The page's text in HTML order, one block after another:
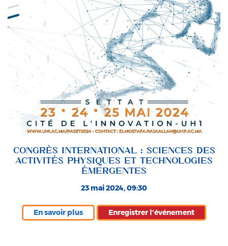
CONGRÈS INTERNATIONAL : SCIENCES DES
ACTIVITÉS PHYSIQUES ET TECHNOLOGIES
ÉMERGENTES
23 mai 2024, 09:30
En savoir plus Enregistrer l'événement